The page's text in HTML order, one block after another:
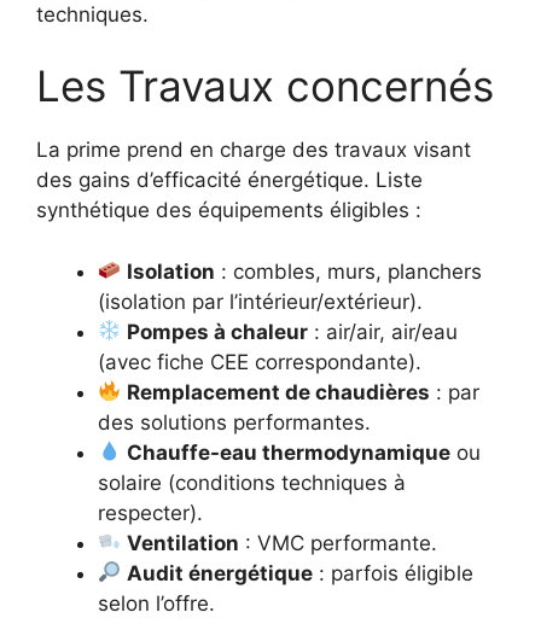
techniques.
Les Travaux concernés
La prime prend en charge des travaux visant
des gains d’efficacité énergétique. Liste
synthétique des équipements éligibles :
Isolation : combles, murs, planchers
(isolation par l’intérieur/extérieur).
Pompes à chaleur : air/air, air/eau
(avec fiche CEE correspondante).
Remplacement de chaudières : par
des solutions performantes.
Chauffe-eau thermodynamique ou
solaire (conditions techniques à
respecter).
Ventilation : VMC performante.
Audit énergétique : parfois éligible
selon l’offre.